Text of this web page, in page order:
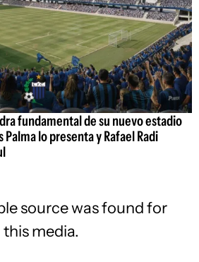
fundamental de su nuevo estadio
Palma lo presenta y Rafael Radi
source was found for
this media.